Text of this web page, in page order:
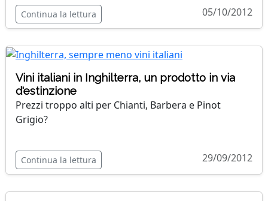
Continua la lettura 05/10/2012
Vini italiani in Inghilterra, un prodotto in via
d'estinzione
Prezzi troppo alti per Chianti, Barbera e Pinot
Grigio?
Continua la lettura 29/09/2012